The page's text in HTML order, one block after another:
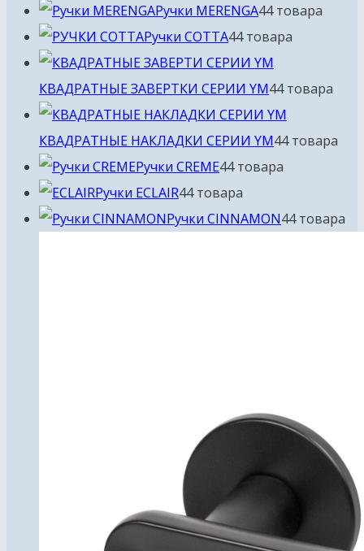
Ручки MERENGA44 товара
Ручки COTTA44 товара
КВАДРАТНЫЕ ЗАВЕРТКИ СЕРИИ YM44 товара
КВАДРАТНЫЕ НАКЛАДКИ СЕРИИ YM44 товара
Ручки CREME44 товара
Ручки ECLAIR44 товара
Ручки CINNAMON44 товара